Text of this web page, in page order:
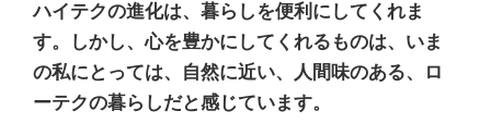
ハイテクの進化は、暮らしを便利にしてくれま
す。しかし、心を豊かにしてくれるものは、いま
の私にとっては、自然に近い、人間味のある、ロ
ーテクの暮らしだと感じています。